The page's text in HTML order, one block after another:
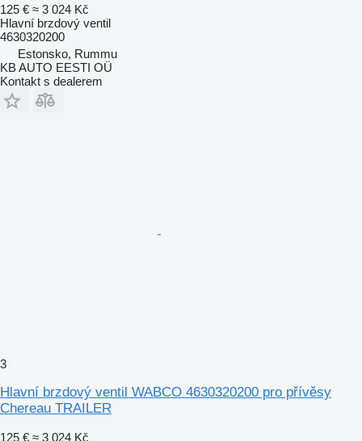
125 € ≈ 3 024 Kč
Hlavní brzdový ventil
4630320200
Estonsko, Rummu
KB AUTO EESTI OÜ
Kontakt s dealerem
3
Hlavní brzdový ventil WABCO 4630320200 pro přívěsy
Chereau TRAILER
125 € ≈ 3 024 Kč